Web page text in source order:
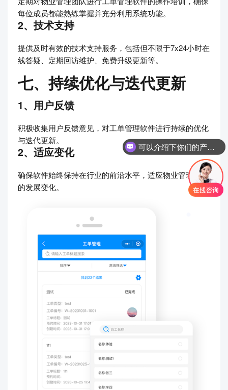
每位成员都能熟练掌握并充分利用系统功能。
2、技术支持
提供及时有效的技术支持服务，包括但不限于7x24小时在
线答疑、定期回访维护、免费升级更新等。
七、持续优化与迭代更新
1、用户反馈
积极收集用户反馈意见，对工单管理软件进行持续的优化
与迭代更新。
2、适应变化
确保软件始终保持在行业的前沿水平，适应物业管理行业
的发展变化。
可以介绍下你们的产品么
你们是怎么收费的呢